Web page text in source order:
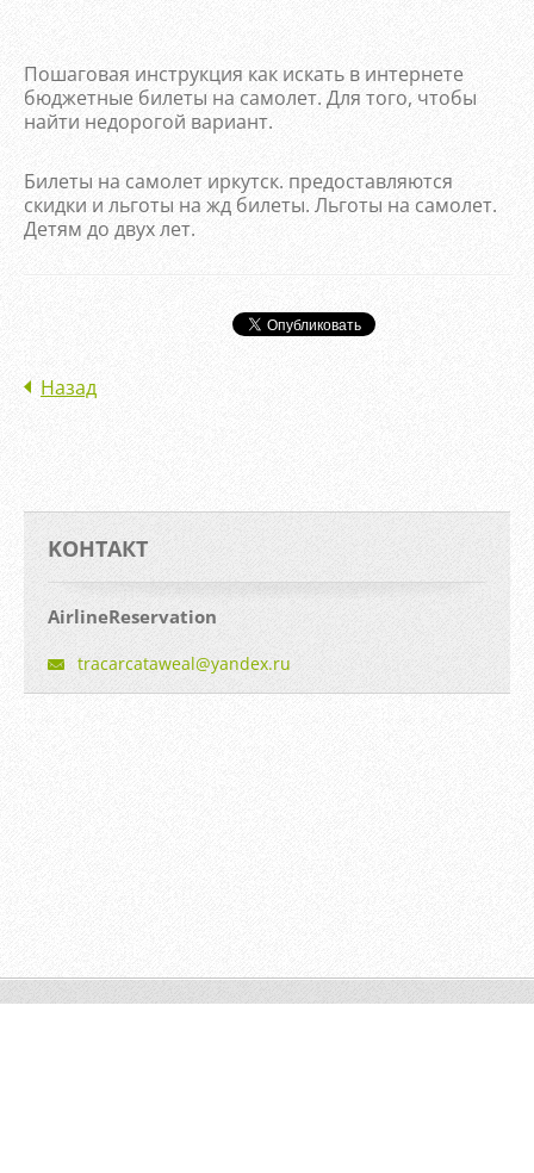
Пошаговая инструкция как искать в интернете
бюджетные билеты на самолет. Для того, чтобы
найти недорогой вариант.
Билеты на самолет иркутск. предоставляются
скидки и льготы на жд билеты. Льготы на самолет.
Детям до двух лет.
Назад
KOНТАКТ
AirlineReservation
tracarcataweal@yandex.ru